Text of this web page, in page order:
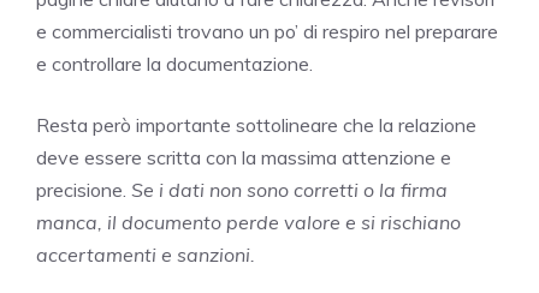
e commercialisti trovano un po’ di respiro nel preparare
e controllare la documentazione.
Resta però importante sottolineare che la relazione
deve essere scritta con la massima attenzione e
precisione. Se i dati non sono corretti o la firma
manca, il documento perde valore e si rischiano
accertamenti e sanzioni.